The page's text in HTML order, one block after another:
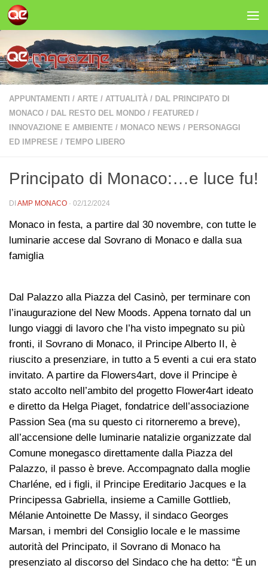
Salta al contenuto
APPUNTAMENTI / ARTE / ATTUALITÀ / DAL PRINCIPATO DI
MONACO / DAL RESTO DEL MONDO / FEATURED /
INNOVAZIONE E AMBIENTE / MONACO NEWS / PERSONAGGI
ED IMPRESE / TEMPO LIBERO
Principato di Monaco:…e luce fu!
DI AMP MONACO · 02/12/2024
Monaco in festa, a partire dal 30 novembre, con tutte le
luminarie accese dal Sovrano di Monaco e dalla sua
famiglia
Dal Palazzo alla Piazza del Casinò, per terminare con
l’inaugurazione del New Moods. Appena tornato dal un
lungo viaggi di lavoro che l’ha visto impegnato su più
fronti, il Sovrano di Monaco, il Principe Alberto II, è
riuscito a presenziare, in tutto a 5 eventi a cui era stato
invitato. A partire da Flowers4art, dove il Principe è
stato accolto nell’ambito del progetto Flower4art ideato
e diretto da Helga Piaget, fondatrice dell’associazione
Passion Sea (ma su questo ci ritorneremo a breve),
all’accensione delle luminarie natalizie organizzate dal
Comune monegasco direttamente dalla Piazza del
Palazzo, il passo è breve. Accompagnato dalla moglie
Charléne, ed i figli, il Principe Ereditario Jacques e la
Principessa Gabriella, insieme a Camille Gottlieb,
Mélanie Antoinette De Massy, il sindaco Georges
Marsan, i membri del Consiglio locale e le massime
autorità del Principato, il Sovrano di Monaco ha
presenziato al discorso del Sindaco che ha detto: “È un